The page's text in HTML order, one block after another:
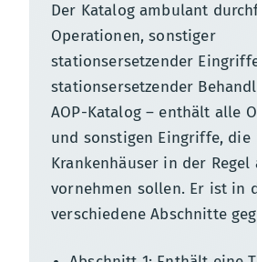
Der Katalog ambulant
Operationen, sonstiger
stationsersetzender
stationsersetzender
AOP-Katalog – enthält alle
und sonstigen Eingriffe, die
Krankenhäuser in der
vornehmen sollen. Er ist in
verschiedene Abschnitte